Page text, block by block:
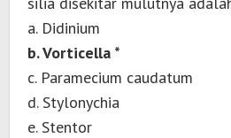
a. Didinium
b. Vorticella *
c. Paramecium caudatum
d. Stylonychia
e. Stentor